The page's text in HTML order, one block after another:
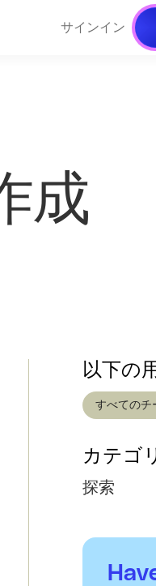
サインイン
成
以下の
すべてのチ
カテゴ
探索